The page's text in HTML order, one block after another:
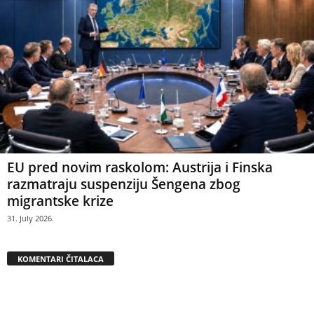
EU pred novim raskolom: Austrija i Finska
razmatraju suspenziju Šengena zbog
migrantske krize
31. July 2026.
KOMENTARI ČITALACA